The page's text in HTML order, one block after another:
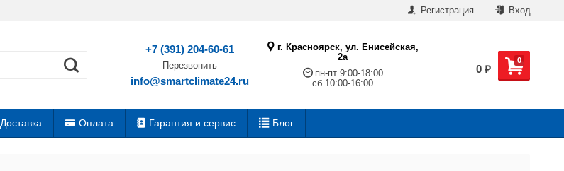
Регистрация Вход
+7 (391) 204-60-61
Перезвонить
info@smartclimate24.ru
г. Красноярск, ул. Енисейская,
2а
пн-пт 9:00-18:00
сб 10:00-16:00
0
0 ₽
Доставка Оплата Гарантия и сервис Блог